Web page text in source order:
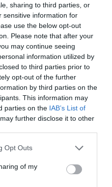
sharing to third parties, or
sensitive information for
use the below opt-out
Please note that after your
may continue seeing
information utilized by
to third parties prior to
opt-out of the further
by third parties on the
This information may
parties on the IAB’s List of
further disclose it to other
Opt Outs
of my
επόμενου χρόνου
του τότε υπουργού
Μετά την εγκατάστασή
της στην Ιταλία και
της δικτατορίας του
οικονομικά προβλήματα,
όπως η Νανά
και ο Γιάννης Ρίτσος.
της υγείας της και
και σωματικής καχεξίας
τοποθετείται στο
του μεσοπολέμου.
της συγγραφικής της